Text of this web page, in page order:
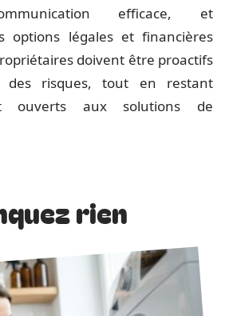
efficace, et
options légales et financières
doivent être proactifs
des risques, tout en restant
ouverts aux solutions de
rien